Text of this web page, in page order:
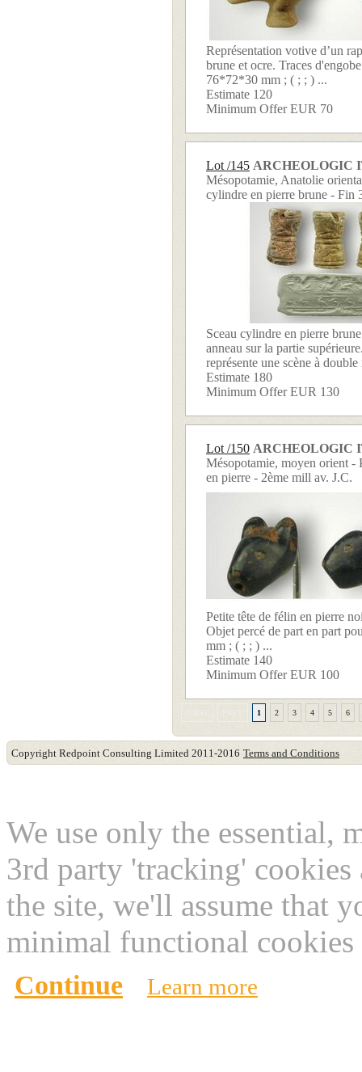
Représentation votive d’un
brune et ocre. Traces
76*72*30 mm ; ( ; ; ) ...
Estimate 120
Minimum Offer EUR 70
Lot /145 ARCHEOLOGIC
Mésopotamie, Anatolie
cylindre en pierre brune - Fin
Sceau cylindre en pierre
anneau sur la partie
représente une scène à double
Estimate 180
Minimum Offer EUR 130
Lot /150 ARCHEOLOGIC
Mésopotamie, moyen orient -
en pierre - 2ème mill av. J.C.
Petite tête de félin en pierre
Objet percé de part en part
mm ; ( ; ; ) ...
Estimate 140
Minimum Offer EUR 100
1 2 3 4 5 6
Copyright Redpoint Consulting Limited 2011-2016 Terms and Conditions
We use only the essential,
3rd party 'tracking'
the site, we'll assume that
minimal functional
Continue Learn more